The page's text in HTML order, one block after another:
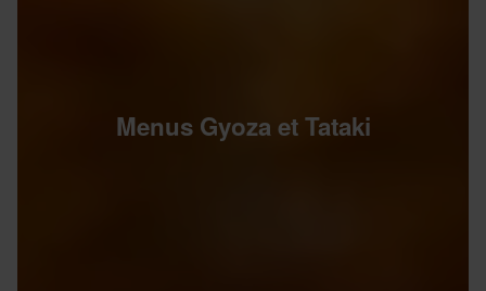
Menus Gyoza et Tataki